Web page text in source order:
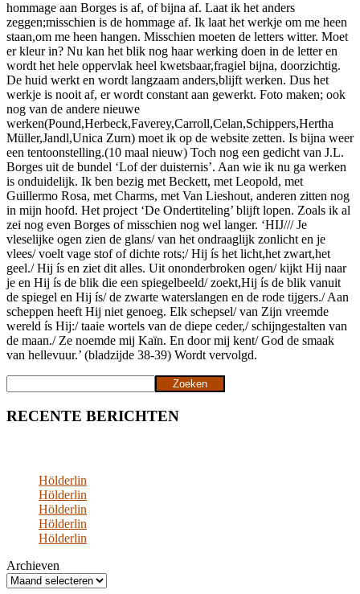
hommage aan Borges is af, of bijna af. Laat ik het anders
zeggen;misschien is de hommage af. Ik laat het werkje om me heen
staan,om me heen hangen. Misschien moeten de letters witter. Moet
er kleur in? Nu kan het blik nog haar werking doen in de letter en
wordt het hele oppervlak heel kwetsbaar,fragiel bijna, doorzichtig.
De huid werkt en wordt langzaam anders,blijft werken. Dus het
werkje is nooit af, er wordt constant aan gewerkt. Foto maken; ook
nog van de andere nieuwe
werken(Pound,Herbeck,Faverey,Carroll,Celan,Schippers,Hertha
Müller,Jandl,Unica Zurn) moet ik op de website zetten. Is bijna weer
een tentoonstelling.(10 maal nieuw) Toch nog een gedicht van J.L.
Borges uit de bundel ‘Lof der duisternis’. Aan wie ik nu ga werken
is onduidelijk. Ik ben bezig met Beckett, met Leopold, met
Guillermo Rosa, met Charms, met Van Lieshout, anderen zitten nog
in mijn hoofd. Het project ‘De Ondertiteling’ blijft lopen. Zoals ik al
zei nog even Borges of misschien nog wel langer. ‘HIJ/// Je
vleselijke ogen zien de glans/ van het ondraaglijk zonlicht en je
vlees/ voelt vage stof of dichte rots;/ Hij ís het licht,het zwart,het
geel./ Hij ís en ziet dit alles. Uit ononderbroken ogen/ kijkt Hij naar
je en Hij ís de blik die een spiegelbeeld/ zoekt,Hij ís de blik vanuit
de spiegel en Hij ís/ de zwarte waterslangen en de rode tijgers./ Aan
scheppen heeft Hij niet genoeg. Elk schepsel/ van Zijn vreemde
wereld ís Hij:/ taaie wortels van de diepe ceder,/ schijngestalten van
de maan./ Ze noemde mij Kaïn. En door mij kent/ God de smaak
van hellevuur.’ (bladzijde 38-39) Wordt vervolgd.
Zoeken
RECENTE BERICHTEN
Hölderlin
Hölderlin
Hölderlin
Hölderlin
Hölderlin
Archieven